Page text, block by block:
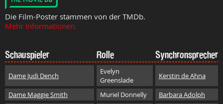
Die Film-Poster stammen von der TMDb.
Mehr Informationen.
Schauspieler Rolle Synchronsprecher
Dame Judi Dench
Evelyn
Greenslade
Kerstin de Ahna
Dame Maggie Smith Muriel Donnelly
Barbara Adolph